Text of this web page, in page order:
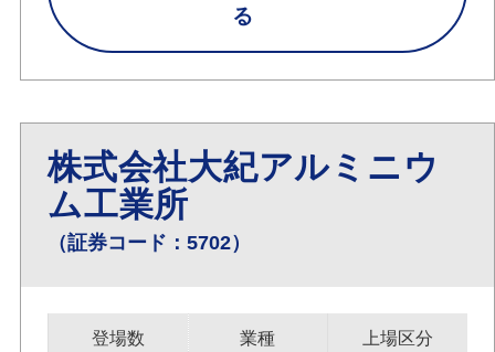
る
株式会社大紀アルミニウ
ム工業所
（証券コード：5702）
登場数 業種 上場区分